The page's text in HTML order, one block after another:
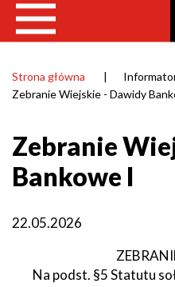
Ścieżka
Strona główna
Zebranie Wiejskie - Dawidy
Zebranie
Bankowe I
22.05.2026
Na podst. §5 Statutu